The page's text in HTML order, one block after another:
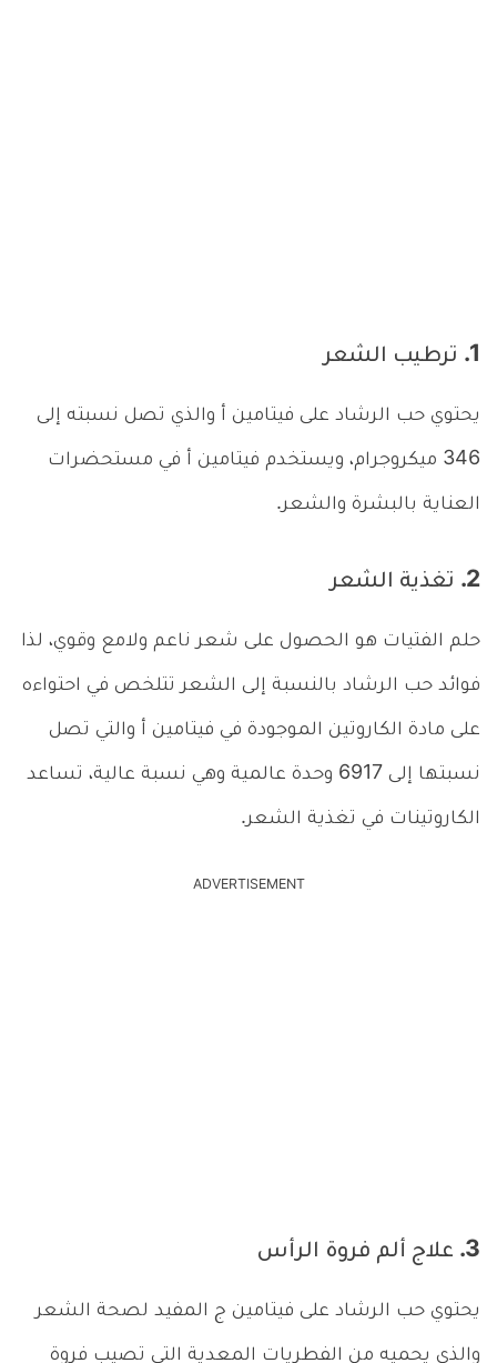
1. ترطيب الشعر
يحتوي حب الرشاد على فيتامين أ والذي تصل نسبته إلى
346 ميكروجرام، ويستخدم فيتامين أ في مستحضرات
العناية بالبشرة والشعر.
2. تغذية الشعر
حلم الفتيات هو الحصول على شعر ناعم ولامع وقوي، لذا
فوائد حب الرشاد بالنسبة إلى الشعر تتلخص في احتواءه
على مادة الكاروتين الموجودة في فيتامين أ والتي تصل
نسبتها إلى 6917 وحدة عالمية وهي نسبة عالية، تساعد
الكاروتينات في تغذية الشعر.
ADVERTISEMENT
3. علاج ألم فروة الرأس
يحتوي حب الرشاد على فيتامين ج المفيد لصحة الشعر
والذي يحميه من الفطريات المعدية التي تصيب فروة